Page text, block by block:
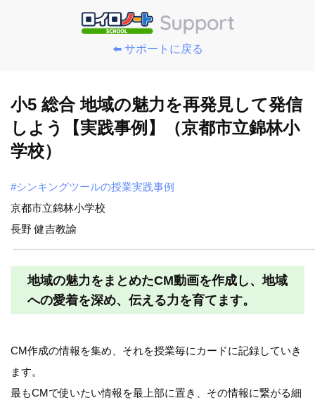
⬅️ サポートに戻る
小5 総合 地域の魅力を再発見して発信
しよう【実践事例】（京都市立錦林小
学校）
#シンキングツールの授業実践事例
京都市立錦林小学校
長野 健吉教諭
地域の魅力をまとめたCM動画を作成し、地域
への愛着を深め、伝える力を育てます。
CM作成の情報を集め、それを授業毎にカードに記録していき
ます。
最もCMで使いたい情報を最上部に置き、その情報に繋がる細